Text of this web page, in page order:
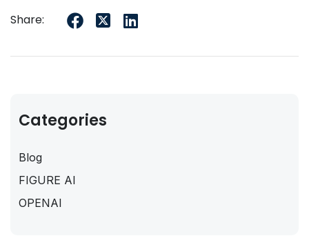
Share:
Categories
Blog
FIGURE AI
OPENAI